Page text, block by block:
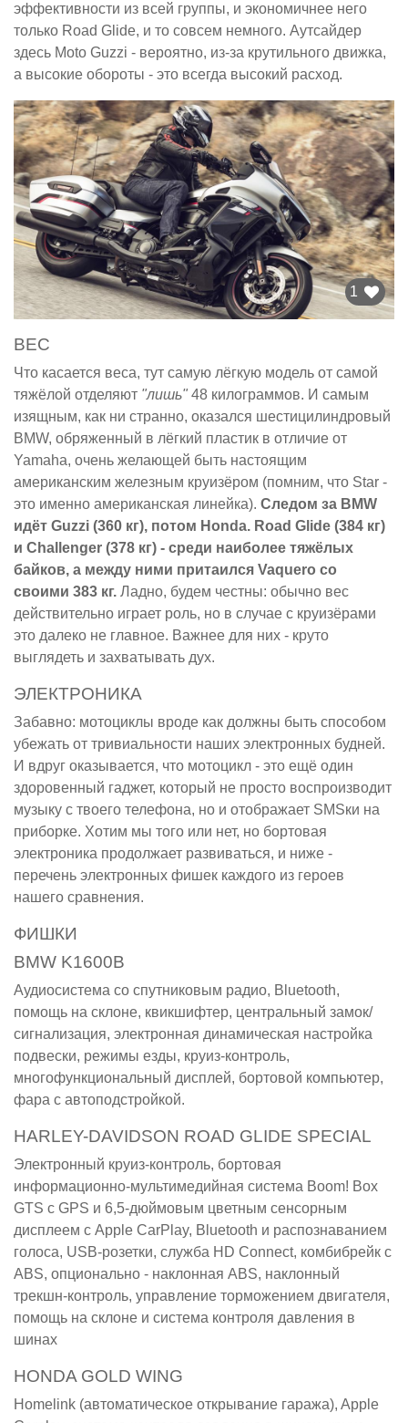
эффективности из всей группы, и экономичнее него
только Road Glide, и то совсем немного. Аутсайдер
здесь Moto Guzzi - вероятно, из-за крутильного движка,
а высокие обороты - это всегда высокий расход.
1
ВЕС
Что касается веса, тут самую лёгкую модель от самой
тяжёлой отделяют "лишь" 48 килограммов. И самым
изящным, как ни странно, оказался шестицилиндровый
BMW, обряженный в лёгкий пластик в отличие от
Yamaha, очень желающей быть настоящим
американским железным круизёром (помним, что Star -
это именно американская линейка). Следом за BMW
идёт Guzzi (360 кг), потом Honda. Road Glide (384 кг)
и Challenger (378 кг) - среди наиболее тяжёлых
байков, а между ними притаился Vaquero со
своими 383 кг. Ладно, будем честны: обычно вес
действительно играет роль, но в случае с круизёрами
это далеко не главное. Важнее для них - круто
выглядеть и захватывать дух.
ЭЛЕКТРОНИКА
Забавно: мотоциклы вроде как должны быть способом
убежать от тривиальности наших электронных будней.
И вдруг оказывается, что мотоцикл - это ещё один
здоровенный гаджет, который не просто воспроизводит
музыку с твоего телефона, но и отображает SMSки на
приборке. Хотим мы того или нет, но бортовая
электроника продолжает развиваться, и ниже -
перечень электронных фишек каждого из героев
нашего сравнения.
ФИШКИ
BMW K1600B
Аудиосистема со спутниковым радио, Bluetooth,
помощь на склоне, квикшифтер, центральный замок/
сигнализация, электронная динамическая настройка
подвески, режимы езды, круиз-контроль,
многофункциональный дисплей, бортовой компьютер,
фара с автоподстройкой.
HARLEY-DAVIDSON ROAD GLIDE SPECIAL
Электронный круиз-контроль, бортовая
информационно-мультимедийная система Boom! Box
GTS с GPS и 6,5-дюймовым цветным сенсорным
дисплеем с Apple CarPlay, Bluetooth и распознаванием
голоса, USB-розетки, служба HD Connect, комбибрейк с
ABS, опционально - наклонная ABS, наклонный
трекшн-контроль, управление торможением двигателя,
помощь на склоне и система контроля давления в
шинах
HONDA GOLD WING
Homelink (автоматическое открывание гаража), Apple